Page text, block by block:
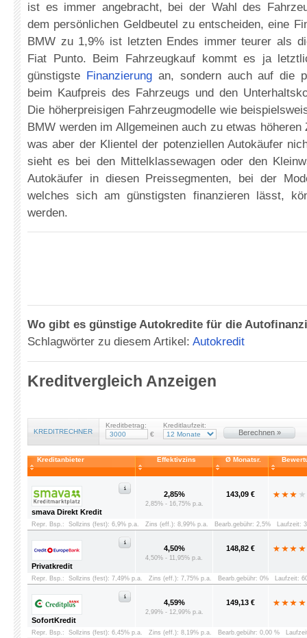
ist es immer angebracht, bei der Wahl des
dem persönlichen Geldbeutel zu entscheiden, eine
BMW zu 1,9% ist letzten Endes immer teurer als
Fiat Punto. Beim Fahrzeugkauf kommt es ja
günstigste Finanzierungan, sondern auch auf die
beim Kaufpreis des Fahrzeugs und den
Die höherpreisigen Fahrzeugmodelle wie
BMW werden im Allgemeinen auch zu etwas
was aber der Klientel der potenziellen Autokäufer
sieht es bei den Mittelklassewagen oder den
Autokäufer in diesen Preissegmenten, bei der
welches sich am günstigsten finanzieren lässt,
werden.
Wo gibt es günstige Autokredite für die
Schlagwörter zu diesem Artikel: Autokredit
Kreditvergleich Anzeigen
KREDITRECHNER
Kreditbetrag:
€
Kreditlaufzeit:
Berechnen »
Kreditanbieter Effektivzins Ø Monatsr.
smava Direkt Kredit
2,85%
2,85% - 16,75% p.a.
143,09 €
Repr. Bsp.: Sollzins (fest): 6,9% p.a. Zins (eff.): 8,99% p.a. Bearb.gebühr: 2,5% Laufzeit:
Privatkredit
4,50%
4,50% - 11,95% p.a.
148,82 €
Repr. Bsp.: Sollzins (fest): 7,49% p.a. Zins (eff.): 7,75% p.a. Bearb.gebühr: 0% Laufzeit:
SofortKredit
4,59%
2,99% - 12,99% p.a.
149,13 €
Repr. Bsp.: Sollzins (fest): 6,45% p.a. Zins (eff.): 8,19% p.a. Bearb.gebühr: 0,00 %